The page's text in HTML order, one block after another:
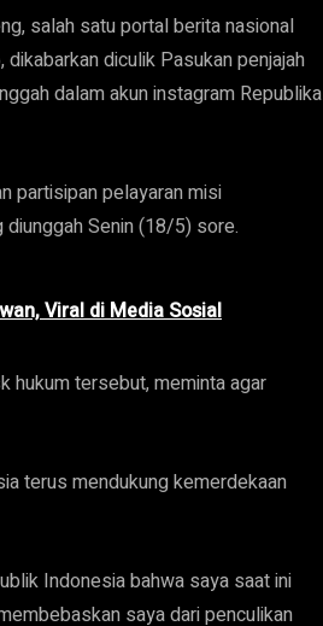
salah satu portal berita nasional
diculik Pasukan penjajah
dalam akun instagram Republika
partisipan pelayaran misi
Senin (18/5) sore.
Viral di Media Sosial
hukum tersebut, meminta agar
terus mendukung kemerdekaan
Indonesia bahwa saya saat ini
saya dari penculikan